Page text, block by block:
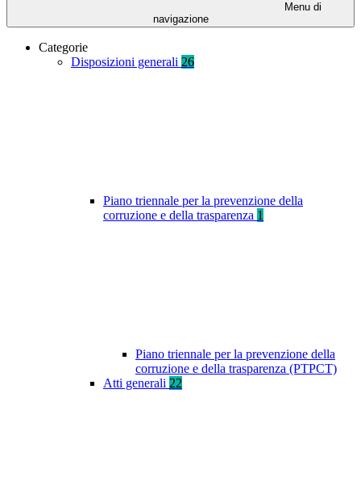
Menu di
navigazione
Categorie
Disposizioni generali 26
Piano triennale per la prevenzione della
corruzione e della trasparenza 1
Piano triennale per la prevenzione della
corruzione e della trasparenza (PTPCT)
Atti generali 22